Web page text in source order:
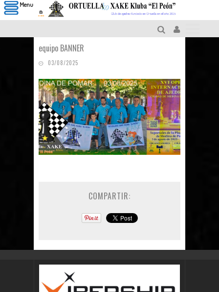
equipo BANNER
03/08/2025
COMPARTIR:
Menu